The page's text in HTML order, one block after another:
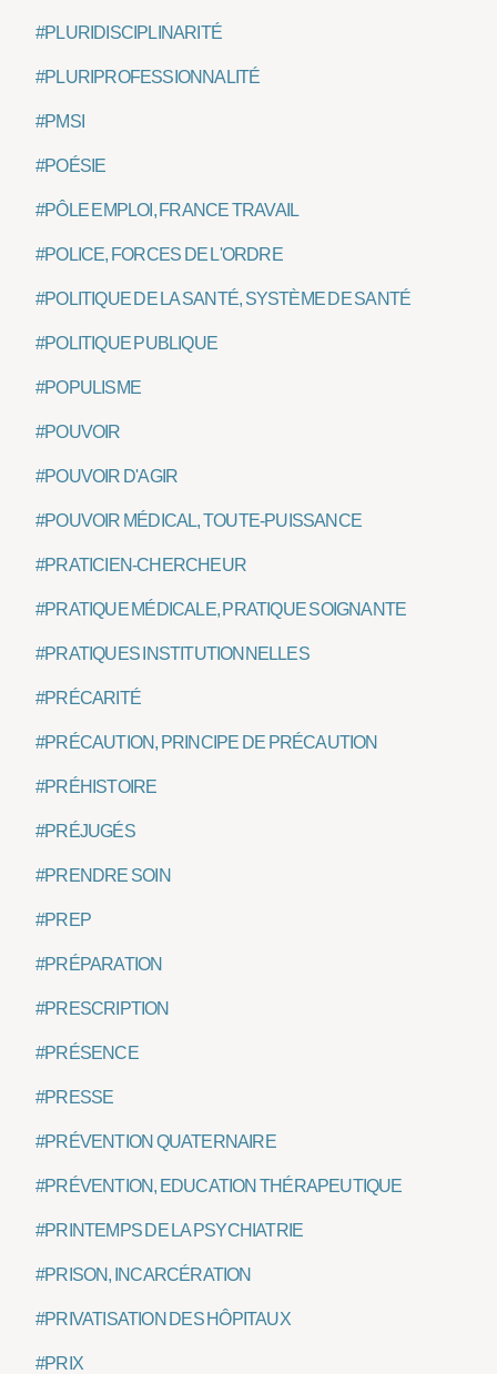
#PLURIDISCIPLINARITÉ
#PLURIPROFESSIONNALITÉ
#PMSI
#POÉSIE
#PÔLE EMPLOI, FRANCE TRAVAIL
#POLICE, FORCES DE L'ORDRE
#POLITIQUE DE LA SANTÉ, SYSTÈME DE SANTÉ
#POLITIQUE PUBLIQUE
#POPULISME
#POUVOIR
#POUVOIR D'AGIR
#POUVOIR MÉDICAL, TOUTE-PUISSANCE
#PRATICIEN-CHERCHEUR
#PRATIQUE MÉDICALE, PRATIQUE SOIGNANTE
#PRATIQUES INSTITUTIONNELLES
#PRÉCARITÉ
#PRÉCAUTION, PRINCIPE DE PRÉCAUTION
#PRÉHISTOIRE
#PRÉJUGÉS
#PRENDRE SOIN
#PREP
#PRÉPARATION
#PRESCRIPTION
#PRÉSENCE
#PRESSE
#PRÉVENTION QUATERNAIRE
#PRÉVENTION, EDUCATION THÉRAPEUTIQUE
#PRINTEMPS DE LA PSYCHIATRIE
#PRISON, INCARCÉRATION
#PRIVATISATION DES HÔPITAUX
#PRIX